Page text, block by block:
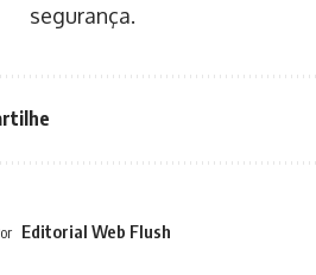
segurança.
Editorial Web Flush